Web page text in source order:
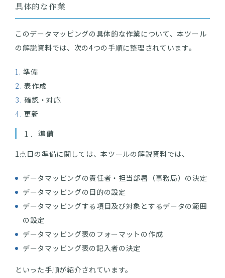
具体的な作業
このデータマッピングの具体的な作業について、本ツール
の解説資料では、次の4つの手順に整理されています。
準備
表作成
確認・対応
更新
１．準備
1点目の準備に関しては、本ツールの解説資料では、
データマッピングの責任者・担当部署（事務局）の決定
データマッピングの目的の設定
データマッピングする項目及び対象とするデータの範囲
の設定
データマッピング表のフォーマットの作成
データマッピング表の記入者の決定
といった手順が紹介されています。